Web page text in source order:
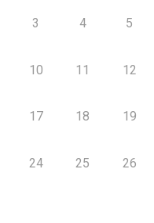
3 4 5
10 11 12
17 18 19
24 25 26